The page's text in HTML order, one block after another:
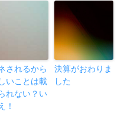
されるから
いことは載
れない？い
！
決算がおわりま
した